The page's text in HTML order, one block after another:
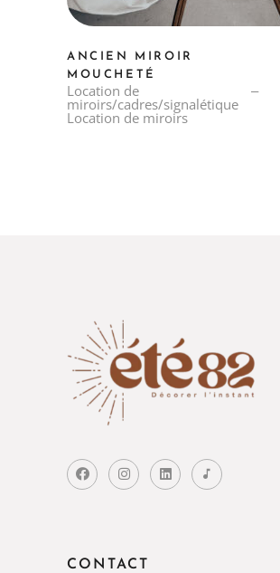
ANCIEN MIROIR
MOUCHETÉ
Location de
miroirs/cadres/signalétique
Location de miroirs
CONTACT